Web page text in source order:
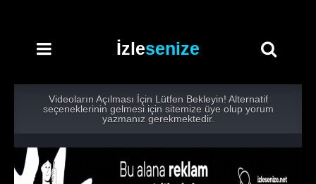
İzlesenize
Videoların Açılması İçin Lütfen Bekleyin! Alternatif
seçeneklerinin gelmesi için sitemize üye olup yorum
yazmanız gerekmektedir.